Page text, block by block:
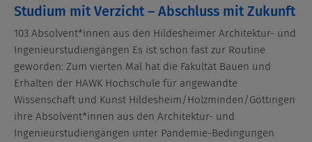
Studium mit Verzicht – Abschluss mit Zukunft
103 Absolvent*innen aus den Hildesheimer Architektur- und
Ingenieurstudiengängen Es ist schon fast zur Routine
geworden: Zum vierten Mal hat die Fakultät Bauen und
Erhalten der HAWK Hochschule für angewandte
Wissenschaft und Kunst Hildesheim/Holzminden/Göttingen
ihre Absolvent*innen aus den Architektur- und
Ingenieurstudiengängen unter Pandemie-Bedingungen